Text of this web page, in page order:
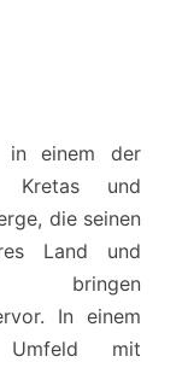
in einem der
Kretas und
die seinen
Land und
bringen
In einem
Umfeld mit